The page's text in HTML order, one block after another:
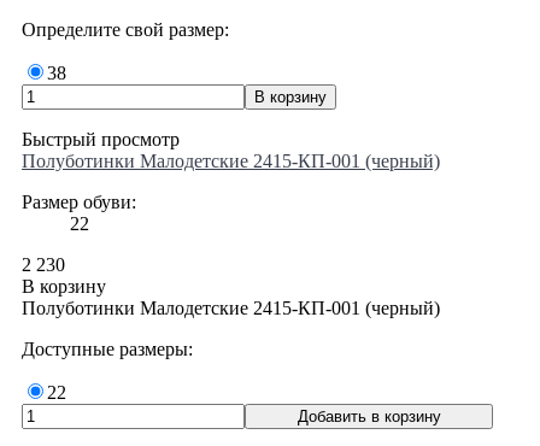
Определите свой размер:
38
Быстрый просмотр
Полуботинки Малодетские 2415-КП-001 (черный)
Размер обуви:
22
2 230
В корзину
Полуботинки Малодетские 2415-КП-001 (черный)
Доступные размеры:
22